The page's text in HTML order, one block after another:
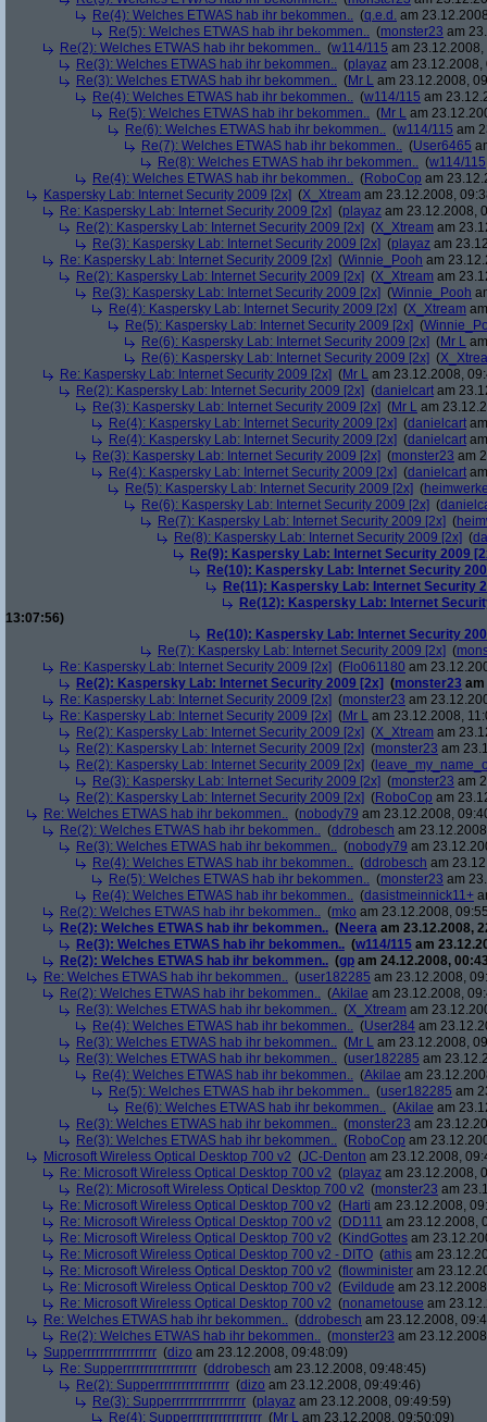
Re(4): Welches ETWAS hab ihr bekommen.. (q.e.d. am
Re(5): Welches ETWAS hab ihr bekommen.. (monster23 am
Re(2): Welches ETWAS hab ihr bekommen.. (w114/115 am
Re(3): Welches ETWAS hab ihr bekommen.. (playaz am 23.12.2008,
Re(3): Welches ETWAS hab ihr bekommen.. (Mr L am 23.12.2008,
Re(4): Welches ETWAS hab ihr bekommen.. (w114/115 am
Re(5): Welches ETWAS hab ihr bekommen.. (Mr L am
Re(6): Welches ETWAS hab ihr bekommen.. (w114/115 am
Re(7): Welches ETWAS hab ihr bekommen.. (User6465
Re(8): Welches ETWAS hab ihr bekommen.. (w114/115
Re(4): Welches ETWAS hab ihr bekommen.. (RoboCop am
Kaspersky Lab: Internet Security 2009 [2x] (X_Xtream am 23.12.2008,
Re: Kaspersky Lab: Internet Security 2009 [2x] (playaz am 23.12.2008,
Re(2): Kaspersky Lab: Internet Security 2009 [2x] (X_Xtream am
Re(3): Kaspersky Lab: Internet Security 2009 [2x] (playaz am
Re: Kaspersky Lab: Internet Security 2009 [2x] (Winnie_Pooh am
Re(2): Kaspersky Lab: Internet Security 2009 [2x] (X_Xtream am
Re(3): Kaspersky Lab: Internet Security 2009 [2x] (Winnie_Pooh
Re(4): Kaspersky Lab: Internet Security 2009 [2x] (X_Xtream
Re(5): Kaspersky Lab: Internet Security 2009 [2x] (
Re(6): Kaspersky Lab: Internet Security 2009 [2x] (Mr L
Re(6): Kaspersky Lab: Internet Security 2009 [2x] (
Re: Kaspersky Lab: Internet Security 2009 [2x] (Mr L am 23.12.2008,
Re(2): Kaspersky Lab: Internet Security 2009 [2x] (danielcart am
Re(3): Kaspersky Lab: Internet Security 2009 [2x] (Mr L am
Re(4): Kaspersky Lab: Internet Security 2009 [2x] (danielcart
Re(4): Kaspersky Lab: Internet Security 2009 [2x] (danielcart
Re(3): Kaspersky Lab: Internet Security 2009 [2x] (monster23 am
Re(4): Kaspersky Lab: Internet Security 2009 [2x] (danielcart
Re(5): Kaspersky Lab: Internet Security 2009 [2x] (
Re(6): Kaspersky Lab: Internet Security 2009 [2x] (
Re(7): Kaspersky Lab: Internet Security 2009 [2x] (
Re(8): Kaspersky Lab: Internet Security 2009 [2x] (
Re(9): Kaspersky Lab: Internet Security 2009
Re(10): Kaspersky Lab: Internet Security
Re(11): Kaspersky Lab: Internet Security
Re(12): Kaspersky Lab: Internet
13:07:56)
Re(10): Kaspersky Lab: Internet Security
Re(7): Kaspersky Lab: Internet Security 2009 [2x] (
Re: Kaspersky Lab: Internet Security 2009 [2x] (Flo061180 am
Re(2): Kaspersky Lab: Internet Security 2009 [2x] (monster23 am
Re: Kaspersky Lab: Internet Security 2009 [2x] (monster23 am
Re: Kaspersky Lab: Internet Security 2009 [2x] (Mr L am 23.12.2008,
Re(2): Kaspersky Lab: Internet Security 2009 [2x] (X_Xtream am
Re(2): Kaspersky Lab: Internet Security 2009 [2x] (monster23 am
Re(2): Kaspersky Lab: Internet Security 2009 [2x] (
Re(3): Kaspersky Lab: Internet Security 2009 [2x] (monster23 am
Re(2): Kaspersky Lab: Internet Security 2009 [2x] (RoboCop am
Re: Welches ETWAS hab ihr bekommen.. (nobody79 am 23.12.2008,
Re(2): Welches ETWAS hab ihr bekommen.. (ddrobesch am
Re(3): Welches ETWAS hab ihr bekommen.. (nobody79 am
Re(4): Welches ETWAS hab ihr bekommen.. (ddrobesch am
Re(5): Welches ETWAS hab ihr bekommen.. (monster23 am
Re(4): Welches ETWAS hab ihr bekommen.. (dasistmeinnick11+
Re(2): Welches ETWAS hab ihr bekommen.. (mko am 23.12.2008,
Re(2): Welches ETWAS hab ihr bekommen.. (Neera am 23.12.2008,
Re(3): Welches ETWAS hab ihr bekommen.. (w114/115 am
Re(2): Welches ETWAS hab ihr bekommen.. (gp am 24.12.2008,
Re: Welches ETWAS hab ihr bekommen.. (user182285 am 23.12.2008,
Re(2): Welches ETWAS hab ihr bekommen.. (Akilae am 23.12.2008,
Re(3): Welches ETWAS hab ihr bekommen.. (X_Xtream am
Re(4): Welches ETWAS hab ihr bekommen.. (User284 am
Re(3): Welches ETWAS hab ihr bekommen.. (Mr L am 23.12.2008,
Re(3): Welches ETWAS hab ihr bekommen.. (user182285 am
Re(4): Welches ETWAS hab ihr bekommen.. (Akilae am
Re(5): Welches ETWAS hab ihr bekommen.. (user182285 am
Re(6): Welches ETWAS hab ihr bekommen.. (Akilae am
Re(3): Welches ETWAS hab ihr bekommen.. (monster23 am
Re(3): Welches ETWAS hab ihr bekommen.. (RoboCop am
Microsoft Wireless Optical Desktop 700 v2 (JC-Denton am 23.12.2008,
Re: Microsoft Wireless Optical Desktop 700 v2 (playaz am 23.12.2008,
Re(2): Microsoft Wireless Optical Desktop 700 v2 (monster23 am
Re: Microsoft Wireless Optical Desktop 700 v2 (Harti am 23.12.2008,
Re: Microsoft Wireless Optical Desktop 700 v2 (DD111 am 23.12.2008,
Re: Microsoft Wireless Optical Desktop 700 v2 (KindGottes am
Re: Microsoft Wireless Optical Desktop 700 v2 - DITO (athis am
Re: Microsoft Wireless Optical Desktop 700 v2 (flowminister am
Re: Microsoft Wireless Optical Desktop 700 v2 (Evildude am
Re: Microsoft Wireless Optical Desktop 700 v2 (nonametouse am
Re: Welches ETWAS hab ihr bekommen.. (ddrobesch am 23.12.2008,
Re(2): Welches ETWAS hab ihr bekommen.. (monster23 am
Supperrrrrrrrrrrrrrrrr (dizo am 23.12.2008, 09:48:09)
Re: Supperrrrrrrrrrrrrrrrr (ddrobesch am 23.12.2008, 09:48:45)
Re(2): Supperrrrrrrrrrrrrrrrr (dizo am 23.12.2008, 09:49:46)
Re(3): Supperrrrrrrrrrrrrrrrr (playaz am 23.12.2008, 09:49:59)
Re(4): Supperrrrrrrrrrrrrrrrr (Mr L am 23.12.2008, 09:50:09)